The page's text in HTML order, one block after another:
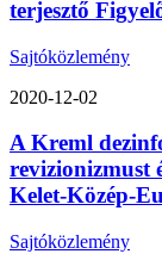
terjesztő
Sajtóközlemény
2020-12-02
A Kreml
revizionizmust
Kelet-Közép-
Sajtóközlemény